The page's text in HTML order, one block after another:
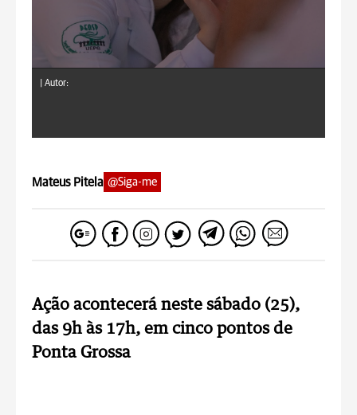
Autor:
Mateus Pitela @Siga-me
Ação acontecerá neste sábado (25),
das 9h às 17h, em cinco pontos de
Ponta Grossa